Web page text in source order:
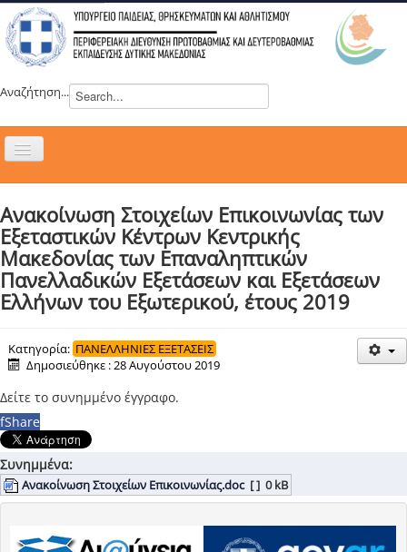
Αναζήτηση...
Εναλλαγή
ΝΕΑ
ΣΥΜΒΟΥΛΙΑ
ΕΥΡΩΠΑΪΚΑ ΠΡΟΓΡΑΜΜΑΤΑ
ΜΑΘΗΤΕΙΑ
ΔΡΑΣΕΙΣ
ΕΠΙΚΟΙΝΩΝΙΑ
ΕΞ ΑΠΟΣΤΑΣΕΩΣ ΕΚΠΑΙΔΕΥΣΗ
Ανακοίνωση Στοιχείων Επικοινωνίας των
Εξεταστικών Κέντρων Κεντρικής
Μακεδονίας των Επαναληπτικών
Πανελλαδικών Εξετάσεων και Εξετάσεων
Ελλήνων του Εξωτερικού, έτους 2019
Κατηγορία: ΠΑΝΕΛΛΗΝΙΕΣ ΕΞΕΤΑΣΕΙΣ
Δημοσιεύθηκε : 28 Αυγούστου 2019
Δείτε το συνημμένο έγγραφο.
fShare
Συνημμένα:
Ανακοίνωση Στοιχείων Επικοινωνίας.doc [ ] 0 kB